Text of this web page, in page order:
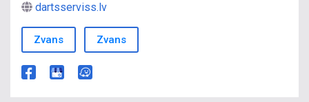
dartsserviss.lv
Zvans Zvans